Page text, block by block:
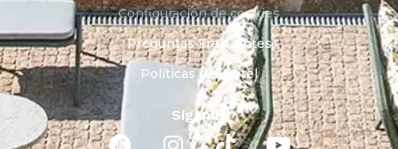
Configuración de cookies
Preguntas Frecuentes
Políticas del Hotel
Síganos